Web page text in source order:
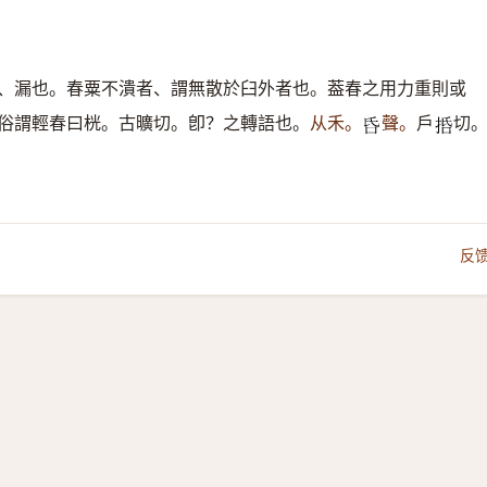
漏也。春粟不潰者、謂無散於臼外者也。葢春之用力重則或
輕春曰桄。古曠切。卽？之轉語也。 从禾。 𠯑 聲。 戶𢬸 切。
反